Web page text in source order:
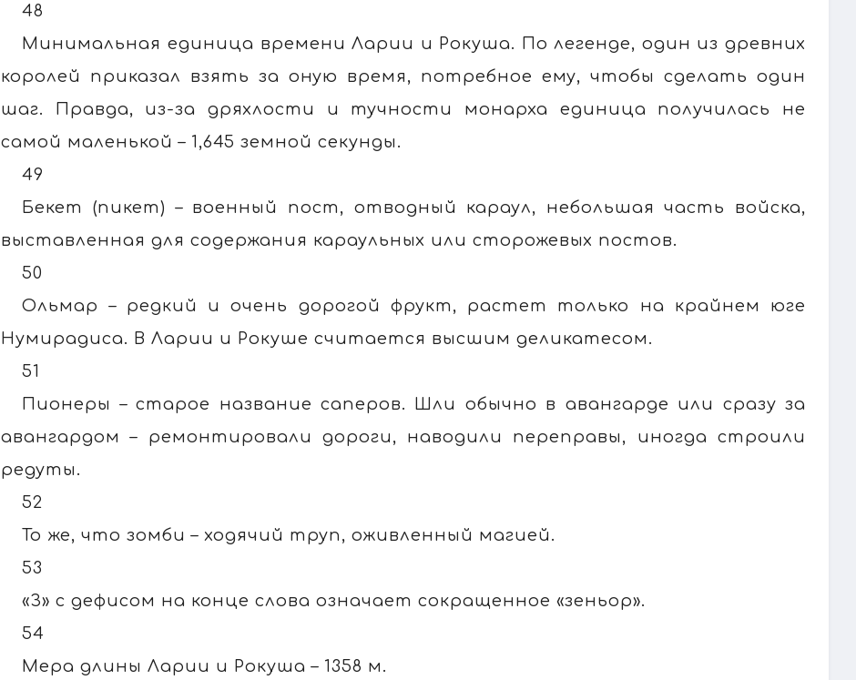
48
Минимальная единица времени Ларии и Рокуша. По легенде, один из древних
королей приказал взять за оную время, потребное ему, чтобы сделать один
шаг. Правда, из-за дряхлости и тучности монарха единица получилась не
самой маленькой – 1,645 земной секунды.
49
Бекет (пикет) – военный пост, отводный караул, небольшая часть войска,
выставленная для содержания караульных или сторожевых постов.
50
Ольмар – редкий и очень дорогой фрукт, растет только на крайнем юге
Нумирадиса. В Ларии и Рокуше считается высшим деликатесом.
51
Пионеры – старое название саперов. Шли обычно в авангарде или сразу за
авангардом – ремонтировали дороги, наводили переправы, иногда строили
редуты.
52
То же, что зомби – ходячий труп, оживленный магией.
53
«З» с дефисом на конце слова означает сокращенное «зеньор».
54
Мера длины Ларии и Рокуша – 1358 м.